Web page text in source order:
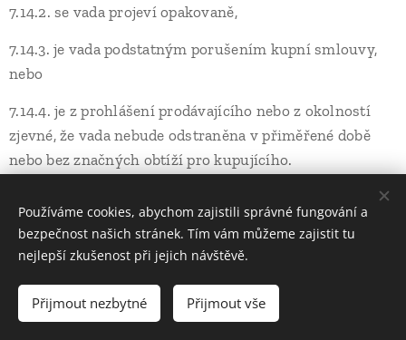
7.14.2. se vada projeví opakovaně,
7.14.3. je vada podstatným porušením kupní smlouvy,
nebo
7.14.4. je z prohlášení prodávajícího nebo z okolností
zjevné, že vada nebude odstraněna v přiměřené době
nebo bez značných obtíží pro kupujícího.
odstoupit od kupní smlouvy (ve smyslu čl. 7.14
obchodních podmínek); má se za to, že vada věci není
prodávající vrátí kupujícímu kupní cenu bez zbytečného
odkladu poté, co obdrží věc nebo co mu kupující
Používáme cookies, abychom zajistili správné fungování a
bezpečnost našich stránek. Tím vám můžeme zajistit tu
nejlepší zkušenost při jejich návštěvě.
Přijmout nezbytné Přijmout vše